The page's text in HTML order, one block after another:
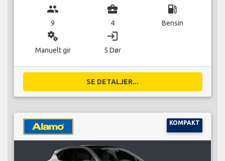
group
9
business_center
4
local_gas_station
Bensin
miscellaneous_services
Manuelt gir
login
5 Dør
SE DETALJER...
KOMPAKT